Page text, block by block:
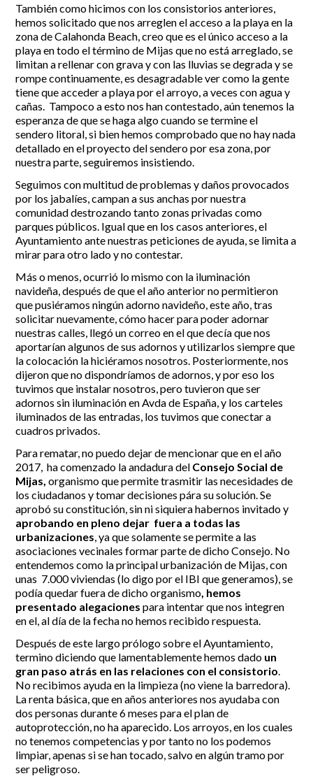
También como hicimos con los consistorios anteriores,
hemos solicitado que nos arreglen el acceso a la playa en la
zona de Calahonda Beach, creo que es el único acceso a la
playa en todo el término de Mijas que no está arreglado, se
limitan a rellenar con grava y con las lluvias se degrada y se
rompe continuamente, es desagradable ver como la gente
tiene que acceder a playa por el arroyo, a veces con agua y
cañas. Tampoco a esto nos han contestado, aún tenemos la
esperanza de que se haga algo cuando se termine el
sendero litoral, si bien hemos comprobado que no hay nada
detallado en el proyecto del sendero por esa zona, por
nuestra parte, seguiremos insistiendo.
Seguimos con multitud de problemas y daños provocados
por los jabalíes, campan a sus anchas por nuestra
comunidad destrozando tanto zonas privadas como
parques públicos. Igual que en los casos anteriores, el
Ayuntamiento ante nuestras peticiones de ayuda, se limita a
mirar para otro lado y no contestar.
Más o menos, ocurrió lo mismo con la iluminación
navideña, después de que el año anterior no permitieron
que pusiéramos ningún adorno navideño, este año, tras
solicitar nuevamente, cómo hacer para poder adornar
nuestras calles, llegó un correo en el que decía que nos
aportarían algunos de sus adornos y utilizarlos siempre que
la colocación la hiciéramos nosotros. Posteriormente, nos
dijeron que no dispondríamos de adornos, y por eso los
tuvimos que instalar nosotros, pero tuvieron que ser
adornos sin iluminación en Avda de España, y los carteles
iluminados de las entradas, los tuvimos que conectar a
cuadros privados.
Para rematar, no puedo dejar de mencionar que en el año
2017, ha comenzado la andadura del Consejo Social de
Mijas, organismo que permite trasmitir las necesidades de
los ciudadanos y tomar decisiones pára su solución. Se
aprobó su constitución, sin ni siquiera habernos invitado y
aprobando en pleno dejar fuera a todas las
urbanizaciones , ya que solamente se permite a las
asociaciones vecinales formar parte de dicho Consejo. No
entendemos como la principal urbanización de Mijas, con
unas 7.000 viviendas (lo digo por el IBI que generamos), se
podía quedar fuera de dicho organismo , hemos
presentado alegaciones para intentar que nos integren
en el, al día de la fecha no hemos recibido respuesta.
Después de este largo prólogo sobre el Ayuntamiento,
termino diciendo que lamentablemente hemos dado un
gran paso atrás en las relaciones con el consistorio
No recibimos ayuda en la limpieza (no viene la barredora).
La renta básica, que en años anteriores nos ayudaba con
dos personas durante 6 meses para el plan de
autoprotección, no ha aparecido. Los arroyos, en los cuales
no tenemos competencias y por tanto no los podemos
limpiar, apenas si se han tocado, salvo en algún tramo por
ser peligroso.